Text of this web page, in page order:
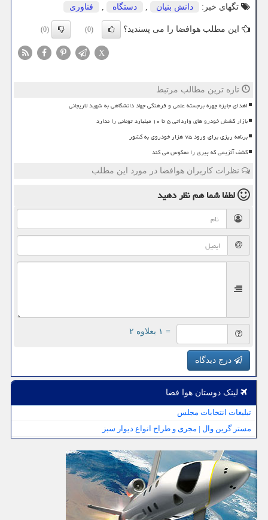
تگهای خبر:
دانش بنیان , دستگاه , فناوری
این مطلب هوافضا را می پسندید؟ (0)
(0)
X
تازه ترین مطالب مرتبط
اهدای جایزه چهره برجسته علمی و فرهنگی جهاد دانشگاهی به شهید لاریجانی
بازار کشش خودرو های وارداتی ۵ تا ۱۰ میلیارد تومانی را ندارد
برنامه ریزی برای ورود ۷۵ هزار خودروی به کشور
کشف آنزیمی که پیری را معکوس می کند
نظرات کاربران هوافضا در مورد این مطلب
لطفا شما همنظر دهید
= ۱ بعلاوه ۲
درج دیدگاه
لینک دوستان هوا فضا
تبلیغات انتخابات مجلس
مستر گرین وال | مجری و طراح انواع دیوار سبز